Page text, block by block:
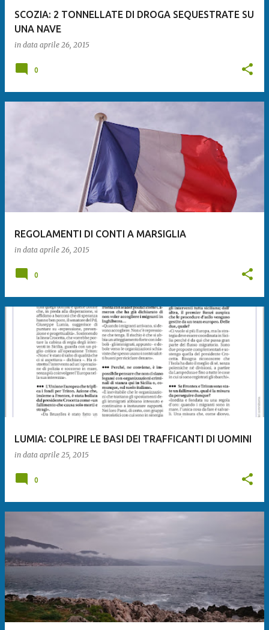
SCOZIA: 2 TONNELLATE DI DROGA SEQUESTRATE SU
UNA NAVE
in data aprile 26, 2015
0
REGOLAMENTI DI CONTI A MARSIGLIA
in data aprile 26, 2015
0
LUMIA: COLPIRE LE BASI DEI TRAFFICANTI DI UOMINI
in data aprile 25, 2015
0